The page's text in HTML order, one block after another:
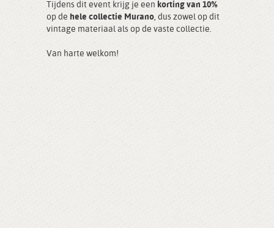
Tijdens dit event krijg je een korting van 10%
op de hele collectie Murano, dus zowel op dit
vintage materiaal als op de vaste collectie.
Van harte welkom!